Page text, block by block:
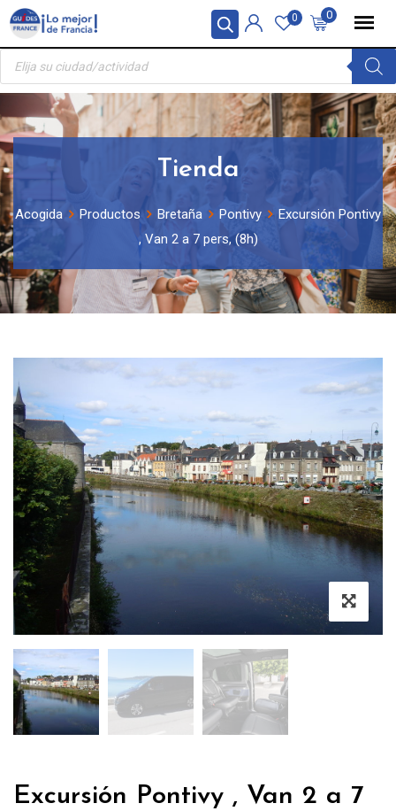
Panel de gestión de cookies
Skip
content
0
0
Búsqueda
productos
Tienda
Acogida Productos Bretaña Pontivy
Excursión Pontivy
, Van 2 a 7 pers, (8h)
Excursión Pontivy , Van 2 a 7